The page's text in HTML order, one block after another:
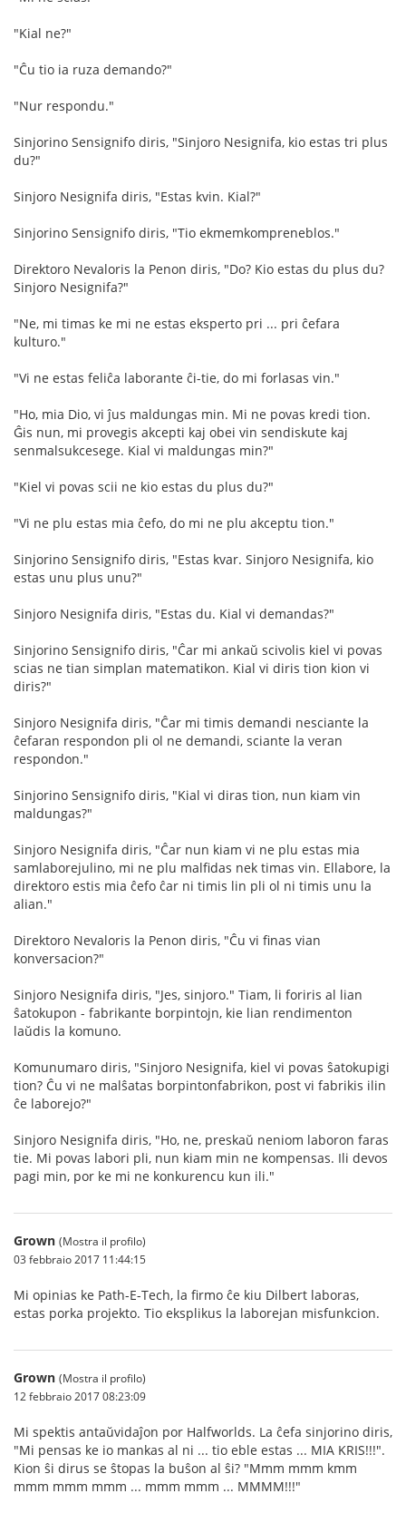
"Kial ne?"
"Ĉu tio ia ruza demando?"
"Nur respondu."
Sinjorino Sensignifo diris, "Sinjoro Nesignifa, kio estas tri plus
du?"
Sinjoro Nesignifa diris, "Estas kvin. Kial?"
Sinjorino Sensignifo diris, "Tio ekmemkompreneblos."
Direktoro Nevaloris la Penon diris, "Do? Kio estas du plus du?
Sinjoro Nesignifa?"
"Ne, mi timas ke mi ne estas eksperto pri ... pri ĉefara
kulturo."
"Vi ne estas feliĉa laborante ĉi-tie, do mi forlasas vin."
"Ho, mia Dio, vi ĵus maldungas min. Mi ne povas kredi tion.
Ĝis nun, mi provegis akcepti kaj obei vin sendiskute kaj
senmalsukcesege. Kial vi maldungas min?"
"Kiel vi povas scii ne kio estas du plus du?"
"Vi ne plu estas mia ĉefo, do mi ne plu akceptu tion."
Sinjorino Sensignifo diris, "Estas kvar. Sinjoro Nesignifa, kio
estas unu plus unu?"
Sinjoro Nesignifa diris, "Estas du. Kial vi demandas?"
Sinjorino Sensignifo diris, "Ĉar mi ankaŭ scivolis kiel vi povas
scias ne tian simplan matematikon. Kial vi diris tion kion vi
diris?"
Sinjoro Nesignifa diris, "Ĉar mi timis demandi nesciante la
ĉefaran respondon pli ol ne demandi, sciante la veran
respondon."
Sinjorino Sensignifo diris, "Kial vi diras tion, nun kiam vin
maldungas?"
Sinjoro Nesignifa diris, "Ĉar nun kiam vi ne plu estas mia
samlaborejulino, mi ne plu malfidas nek timas vin. Ellabore, la
direktoro estis mia ĉefo ĉar ni timis lin pli ol ni timis unu la
alian."
Direktoro Nevaloris la Penon diris, "Ĉu vi finas vian
konversacion?"
Sinjoro Nesignifa diris, "Jes, sinjoro." Tiam, li foriris al lian
ŝatokupon - fabrikante borpintojn, kie lian rendimenton
laŭdis la komuno.
Komunumaro diris, "Sinjoro Nesignifa, kiel vi povas ŝatokupigi
tion? Ĉu vi ne malŝatas borpintonfabrikon, post vi fabrikis ilin
ĉe laborejo?"
Sinjoro Nesignifa diris, "Ho, ne, preskaŭ neniom laboron faras
tie. Mi povas labori pli, nun kiam min ne kompensas. Ili devos
pagi min, por ke mi ne konkurencu kun ili."
Grown (Mostra il profilo)
03 febbraio 2017 11:44:15
Mi opinias ke Path-E-Tech, la firmo ĉe kiu Dilbert laboras,
estas porka projekto. Tio eksplikus la laborejan misfunkcion.
Grown (Mostra il profilo)
12 febbraio 2017 08:23:09
Mi spektis antaŭvidaĵon por Halfworlds. La ĉefa sinjorino diris,
"Mi pensas ke io mankas al ni ... tio eble estas ... MIA KRIS!!!".
Kion ŝi dirus se ŝtopas la buŝon al ŝi? "Mmm mmm kmm
mmm mmm mmm ... mmm mmm ... MMMM!!!"